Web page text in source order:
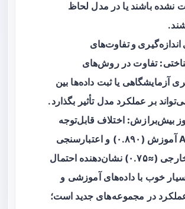
نشده باشند یا در مدل لحاظ
و تفاوت‌های
تفاوت در روش‌های
آزمایشگاهی یا ثبت داده‌ها بین
بر عملکرد مدل تأثیر بگذارد.
بیش‌برازش: اختلاف قابل‌توجه
بین AUC آموزش (۰.۸۹۰) و اعتبارسنجی
داخلی/خارجی (≈۰.۷۵) نشان‌دهنده احتمال
خوب با داده‌های آموزشی و
در مجموعه‌های جدید است؛